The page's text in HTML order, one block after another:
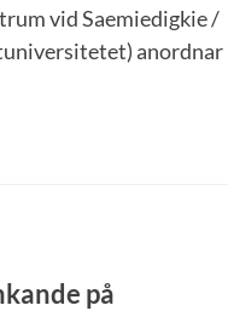
vid Saemiedigkie /
anordnar
på